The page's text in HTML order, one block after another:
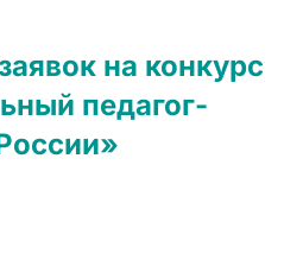
на конкурс
педагог-